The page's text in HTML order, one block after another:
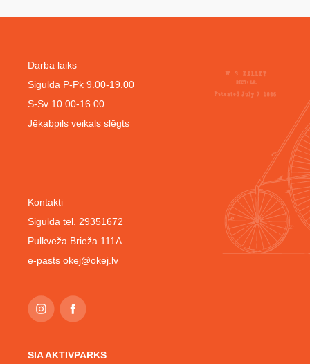
Kontakti
Sigulda tel. 29351672
Pulkveža Brieža 111A
e-pasts okej@okej.lv
Darba laiks
Sigulda P-Pk 9.00-19.00
S-Sv 10.00-16.00
Jēkabpils veikals slēgts
SIA AKTIVPARKS